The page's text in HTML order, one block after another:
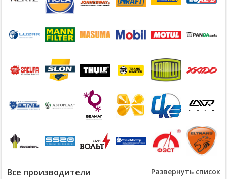
Развернуть список
Все производители